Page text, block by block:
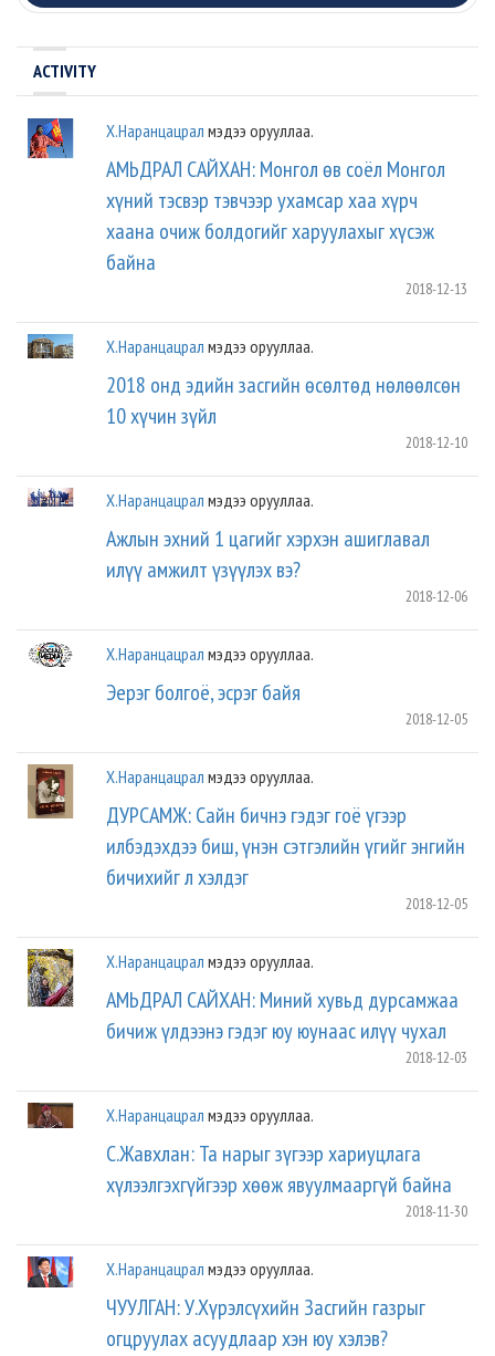
ACTIVITY
Х.Наранцацрал мэдээ орууллаа.
АМЬДРАЛ САЙХАН: Монгол өв соёл Монгол
хүний тэсвэр тэвчээр ухамсар хаа хүрч
хаана очиж болдогийг харуулахыг хүсэж
байна
2018-12-13
Х.Наранцацрал мэдээ орууллаа.
2018 онд эдийн засгийн өсөлтөд нөлөөлсөн
10 хүчин зүйл
2018-12-10
Х.Наранцацрал мэдээ орууллаа.
Ажлын эхний 1 цагийг хэрхэн ашиглавал
илүү амжилт үзүүлэх вэ?
2018-12-06
Х.Наранцацрал мэдээ орууллаа.
Эерэг болгоё, эсрэг байя
2018-12-05
Х.Наранцацрал мэдээ орууллаа.
ДУРСАМЖ: Сайн бичнэ гэдэг гоё үгээр
илбэдэхдээ биш, үнэн сэтгэлийн үгийг энгийн
бичихийг л хэлдэг
2018-12-05
Х.Наранцацрал мэдээ орууллаа.
АМЬДРАЛ САЙХАН: Миний хувьд дурсамжаа
бичиж үлдээнэ гэдэг юу юунаас илүү чухал
2018-12-03
Х.Наранцацрал мэдээ орууллаа.
С.Жавхлан: Та нарыг зүгээр хариуцлага
хүлээлгэхгүйгээр хөөж явуулмааргүй байна
2018-11-30
Х.Наранцацрал мэдээ орууллаа.
ЧУУЛГАН: У.Хүрэлсүхийн Засгийн газрыг
огцруулах асуудлаар хэн юу хэлэв?